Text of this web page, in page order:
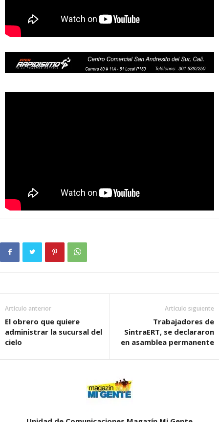
Artículo anterior
El obrero que quiere
administrar la sucursal del
cielo
Artículo siguiente
Trabajadores de
SintraERT, se declararon
en asamblea permanente